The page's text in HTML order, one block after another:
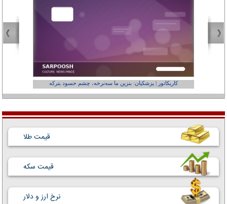
کاریکاتور | پزشکیان: بنزین ما سه‌نرخه، چشم حسود بترکه
قیمت طلا
قیمت سکه
نرخ ارز و دلار